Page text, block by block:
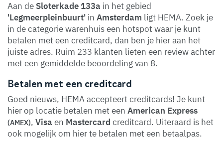
Aan de Sloterkade 133a in het gebied
'Legmeerpleinbuurt' in Amsterdam ligt HEMA. Zoek je
in de categorie warenhuis een hotspot waar je kunt
betalen met een creditcard, dan ben je hier aan het
juiste adres. Ruim 233 klanten lieten een review achter
met een gemiddelde beoordeling van 8.
Betalen met een creditcard
Goed nieuws, HEMA accepteert creditcards! Je kunt
hier op locatie betalen met een American Express
(AMEX), Visa en Mastercard creditcard. Uiteraard is het
ook mogelijk om hier te betalen met een betaalpas.